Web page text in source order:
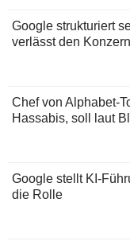
Google strukturiert
verlässt den
Chef von Alphabet-
Hassabis, soll laut
Google stellt KI-
die Rolle